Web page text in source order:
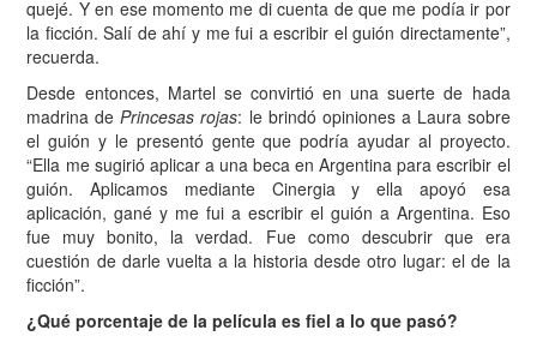
quejé. Y en ese momento me di cuenta de que me podía ir por
la ficción. Salí de ahí y me fui a escribir el guión directamente”,
recuerda.
Desde entonces, Martel se convirtió en una suerte de hada
madrina dePrincesas rojas: le brindó opiniones a Laura sobre
el guión y le presentó gente que podría ayudar al proyecto.
“Ella me sugirió aplicar a una beca en Argentina para escribir el
guión. Aplicamos mediante Cinergia y ella apoyó esa
aplicación, gané y me fui a escribir el guión a Argentina. Eso
fue muy bonito, la verdad. Fue como descubrir que era
cuestión de darle vuelta a la historia desde otro lugar: el de la
ficción”.
¿Qué porcentaje de la película es fiel a lo que pasó?